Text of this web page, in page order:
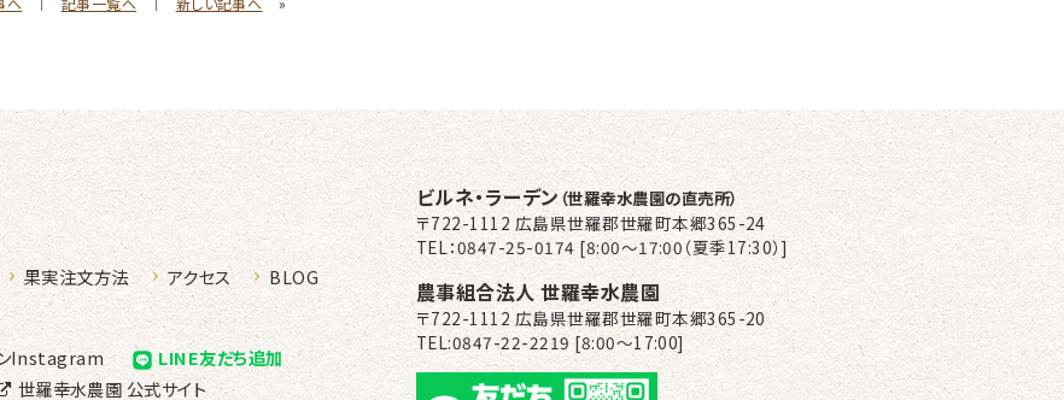
ラーデン
果実注文方法 アクセス
BLOG
Instagram
LINE友だち追加
世羅幸水農園公式サイト
ビルネ・ラーデン（世羅幸水農園の直売所）
〒722-1112 広島県世羅郡世羅町本郷365-24
TEL：0847-25-0174 [8:00～17:00（夏季17:30）]
農事組合法人 世羅幸水農園
〒722-1112 広島県世羅郡世羅町本郷365-20
TEL:0847-22-2219 [8:00〜17:00]